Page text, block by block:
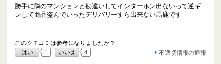
勝手に隣のマンションと勘違いしてインターホン出ないって逆ギ
レして商品盗んでいったデリバリーすら出来ない馬鹿です
このクチコミは参考になりましたか？
はい
1 いいえ 4 不適切情報の通報